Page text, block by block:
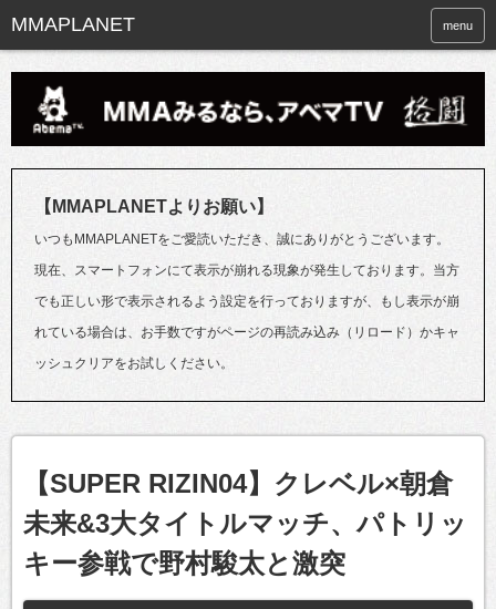
menu
【MMAPLANETよりお願い】
いつもMMAPLANETをご愛読いただき、誠にありがとうございます。
現在、スマートフォンにて表示が崩れる現象が発生しております。当方
でも正しい形で表示されるよう設定を行っておりますが、もし表示が崩
れている場合は、お手数ですがページの再読み込み（リロード）かキャ
ッシュクリアをお試しください。
【SUPER RIZIN04】クレベル×朝倉
未来&3大タイトルマッチ、パトリッ
キー参戦で野村駿太と激突